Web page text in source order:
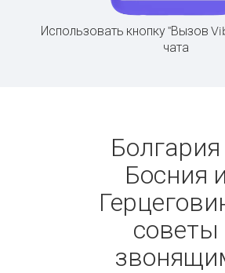
Использовать кнопку "Вызов
чата
Болгария
Босния и
советы